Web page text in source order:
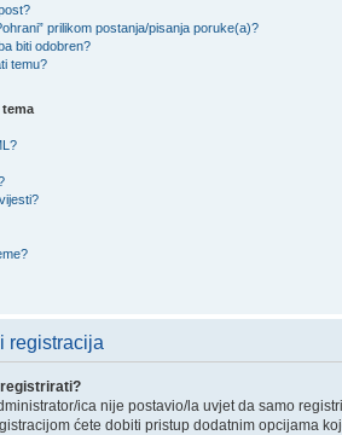
prilikom postanja/pisanja poruke(a)?
biti odobren?
temu?
registracija
ica nije postavio/la uvjet da samo
ćete dobiti pristup dodatnim opcijama